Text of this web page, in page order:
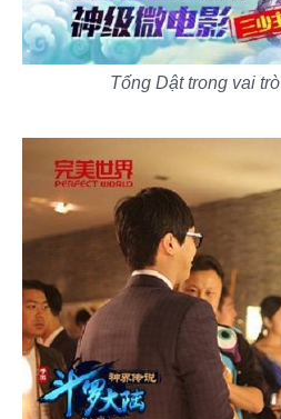
Tống Dật trong vai trò